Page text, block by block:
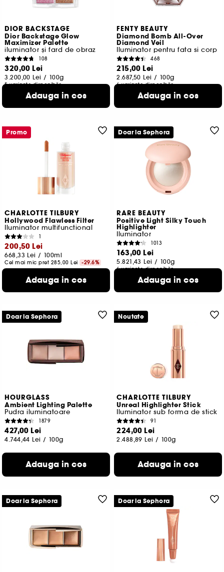
DIOR BACKSTAGE
Dior Backstage Glow
Maximizer Palette
iluminator și fard de obraz
108
320,00 Lei
3.200,00 Lei / 100g
5 variante disponibile
Adauga in cos
FENTY BEAUTY
Diamond Bomb All-Over
Diamond Veil
Iluminator pentru fata si corp
468
215,00 Lei
2.687,50 Lei / 100g
6 variante disponibile
Adauga in cos
CHARLOTTE TILBURY
Hollywood Flawless Filter
Iluminator multifunctional
1
200,50 Lei
668,33 Lei / 100ml
Cel mai mic pret 285,00 Lei
-29.6%
4 variante disponibile
Adauga in cos
Promo
RARE BEAUTY
Positive Light Silky Touch
Highlighter
Iluminator
1013
163,00 Lei
5.821,43 Lei / 100g
6 variante disponibile
Adauga in cos
Doar la Sephora
HOURGLASS
Ambient Lighting Palette
Pudra iluminatoare
1879
427,00 Lei
4.744,44 Lei / 100g
Adauga in cos
Doar la Sephora
CHARLOTTE TILBURY
Unreal Highlighter Stick
Iluminator sub forma de stick
91
224,00 Lei
2.488,89 Lei / 100g
Adauga in cos
Noutate
Doar la Sephora Doar la Sephora